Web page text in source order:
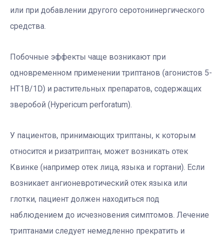
или при добавлении другого серотонинергического
средства.
Побочные эффекты чаще возникают при
одновременном применении триптанов (агонистов 5-
HT1B/1D) и растительных препаратов, содержащих
зверобой (Hypericum perforatum).
У пациентов, принимающих триптаны, к которым
относится и ризатриптан, может возникать отек
Квинке (например отек лица, языка и гортани). Если
возникает ангионевротический отек языка или
глотки, пациент должен находиться под
наблюдением до исчезновения симптомов. Лечение
триптанами следует немедленно прекратить и